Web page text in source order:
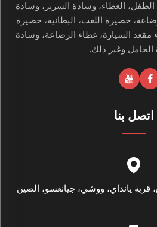
الغطاء، وسادة السرير، وسادة
حصيرة اللعب، البطانية، حصيرة
مقعد السيارة، غطاء الرضاعة، وسادة
الحامل وغير ذلك.
اتصل بنا